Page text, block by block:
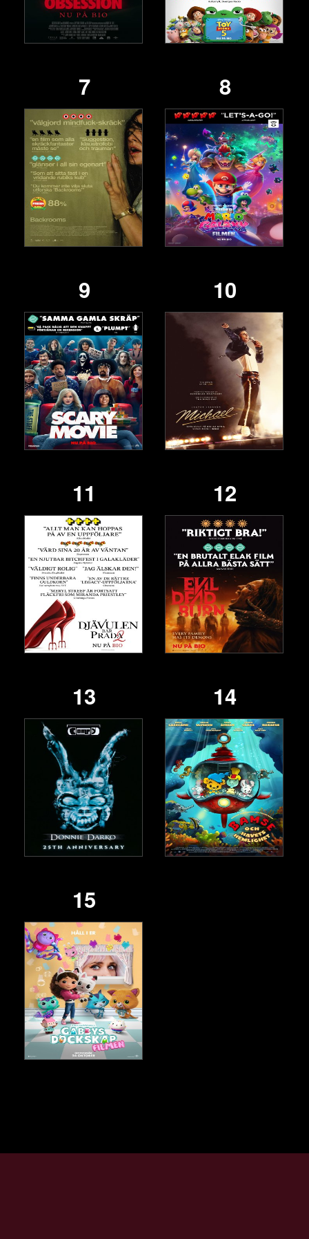
7 8
9 10
11 12
13 14
15